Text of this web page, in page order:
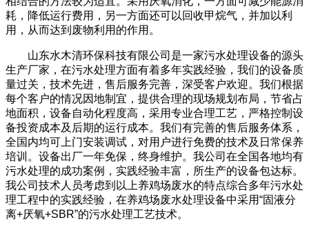
耗，降低运行费用，另一方面还可以回收甲烷气，并加以利
用，从而达到废物利用的作用。
山东水木清环保科技有限公司是一家污水处理设备的源头
生产厂家，在污水处理方面有着多年实践经验，我们的设备质
量过关，技术先进，售后服务完善，深受客户欢迎。我们根据
每个客户的情况因地制宜，提供合理的现场规划布局，节省占
地面积，设备自动化程度高，采用专业合理工艺，严格控制设
备投资成本及后期的运行成本。我们有完善的售后服务体系，
全国内均可上门安装调试，对用户进行免费的技术及日常保养
培训。设备出厂一年免保，终身维护。我公司在全国各地均有
污水处理的成功案例，实践经验丰富，所生产的设备包达标。
我公司技术人员考虑到以上养鸡场废水的特点综合多年污水处
理工程中的实践经验，在养鸡场废水处理设备中采用“固液分
离+厌氧+SBR”的污水处理工艺技术。